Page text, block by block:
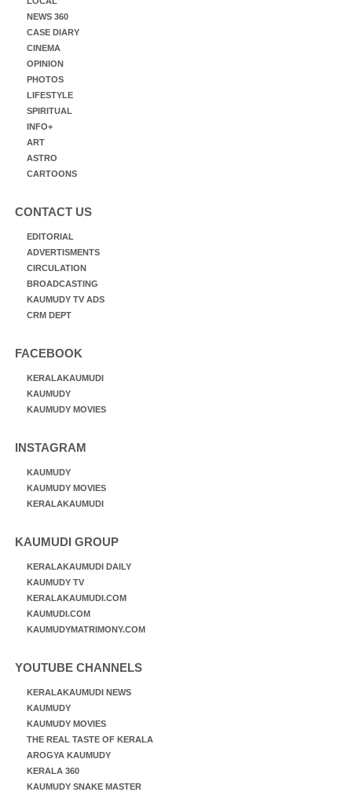
NEWS 360
CASE DIARY
CINEMA
OPINION
PHOTOS
LIFESTYLE
SPIRITUAL
INFO+
ART
ASTRO
CARTOONS
CONTACT US
EDITORIAL
ADVERTISMENTS
CIRCULATION
BROADCASTING
KAUMUDY TV ADS
CRM DEPT
FACEBOOK
KERALAKAUMUDI
KAUMUDY
KAUMUDY MOVIES
INSTAGRAM
KAUMUDY
KAUMUDY MOVIES
KERALAKAUMUDI
KAUMUDI GROUP
KERALAKAUMUDI DAILY
KAUMUDY TV
KERALAKAUMUDI.COM
KAUMUDI.COM
KAUMUDYMATRIMONY.COM
YOUTUBE CHANNELS
KERALAKAUMUDI NEWS
KAUMUDY
KAUMUDY MOVIES
THE REAL TASTE OF KERALA
AROGYA KAUMUDY
KERALA 360
KAUMUDY SNAKE MASTER